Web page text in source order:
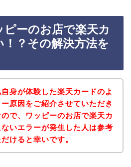
ピーのお店で楽天カ
？その解決方法を
身が体験した楽天カードのよ
ー原因をご紹介させていただき
ので、ワッピーのお店で楽天カ
いエラーが発生した人は参考
けると幸いです。